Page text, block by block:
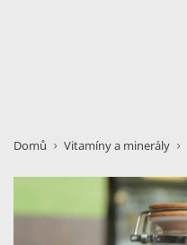
Domů Vitamíny a minerály